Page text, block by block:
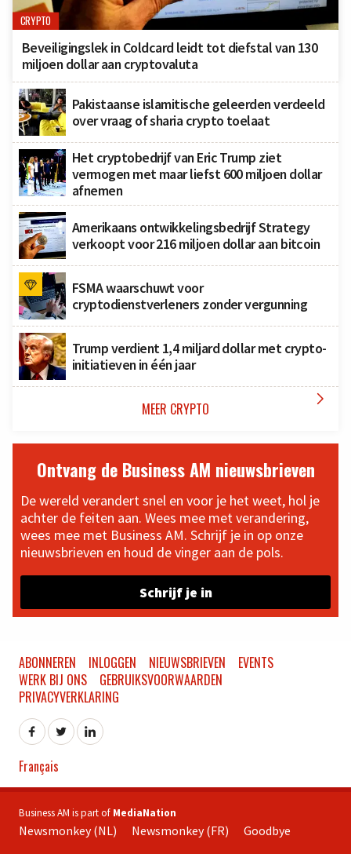
CRYPTO
Beveiligingslek in Coldcard leidt tot diefstal van 130
miljoen dollar aan cryptovaluta
Pakistaanse islamitische geleerden verdeeld
over vraag of sharia crypto toelaat
Het cryptobedrijf van Eric Trump ziet
vermogen met maar liefst 600 miljoen dollar
afnemen
Amerikaans ontwikkelingsbedrijf Strategy
verkoopt voor 216 miljoen dollar aan bitcoin
FSMA waarschuwt voor
cryptodienstverleners zonder vergunning
Trump verdient 1,4 miljard dollar met crypto-
initiatieven in één jaar
MEER CRYPTO 
Ontvang de Business AM nieuwsbrieven
De wereld verandert snel en voor je het weet, hol je
achter de feiten aan. Wees mee met verandering,
wees mee met Business AM. Schrijf je in op onze
nieuwsbrieven en houd de vinger aan de pols.
Schrijf je in
ABONNEREN INLOGGEN NIEUWSBRIEVEN
EVENTS
WERK BIJ ONS
GEBRUIKSVOORWAARDEN
PRIVACYVERKLARING
Français
Business AM is part of MediaNation
Newsmonkey (NL) Newsmonkey (FR) Goodbye